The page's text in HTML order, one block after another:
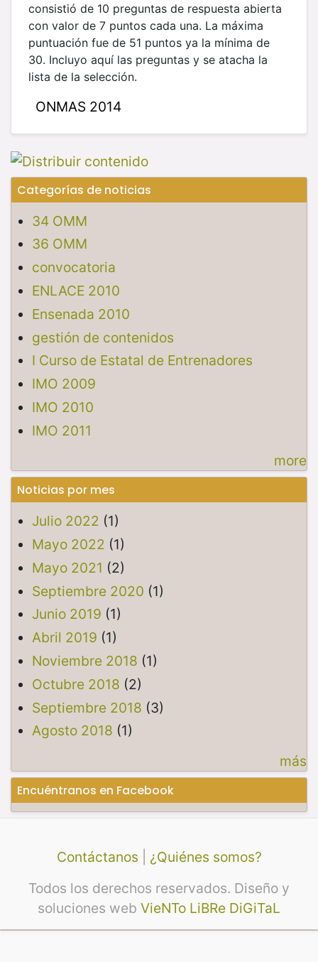
consistió de 10 preguntas de respuesta abierta
con valor de 7 puntos cada una. La máxima
puntuación fue de 51 puntos ya la mínima de
30. Incluyo aquí las preguntas y se atacha la
lista de la selección.
ONMAS 2014
Categorías de noticias
34 OMM
36 OMM
convocatoria
ENLACE 2010
Ensenada 2010
gestión de contenidos
I Curso de Estatal de Entrenadores
IMO 2009
IMO 2010
IMO 2011
more
Noticias por mes
Julio 2022 (1)
Mayo 2022 (1)
Mayo 2021 (2)
Septiembre 2020 (1)
Junio 2019 (1)
Abril 2019 (1)
Noviembre 2018 (1)
Octubre 2018 (2)
Septiembre 2018 (3)
Agosto 2018 (1)
más
Encuéntranos en Facebook
Contáctanos
¿Quiénes somos?
Todos los derechos reservados. Diseño y
soluciones web VieNTo LiBRe DiGiTaL